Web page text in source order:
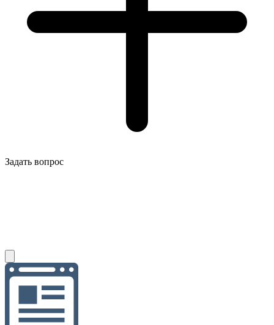
Задать вопрос